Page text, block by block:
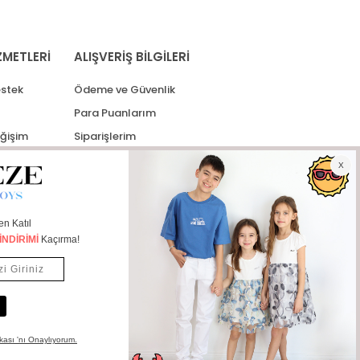
ALIŞVERİŞ BİLGİLERİ
Ödeme ve Güvenlik
Para Puanlarım
Siparişlerim